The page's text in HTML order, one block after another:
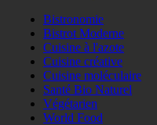
Bistronomie
Bistrot Moderne
Cuisine à l'azote
Cuisine créative
Cuisine moléculaire
Santé Bio Naturel
Végétarien
World Food